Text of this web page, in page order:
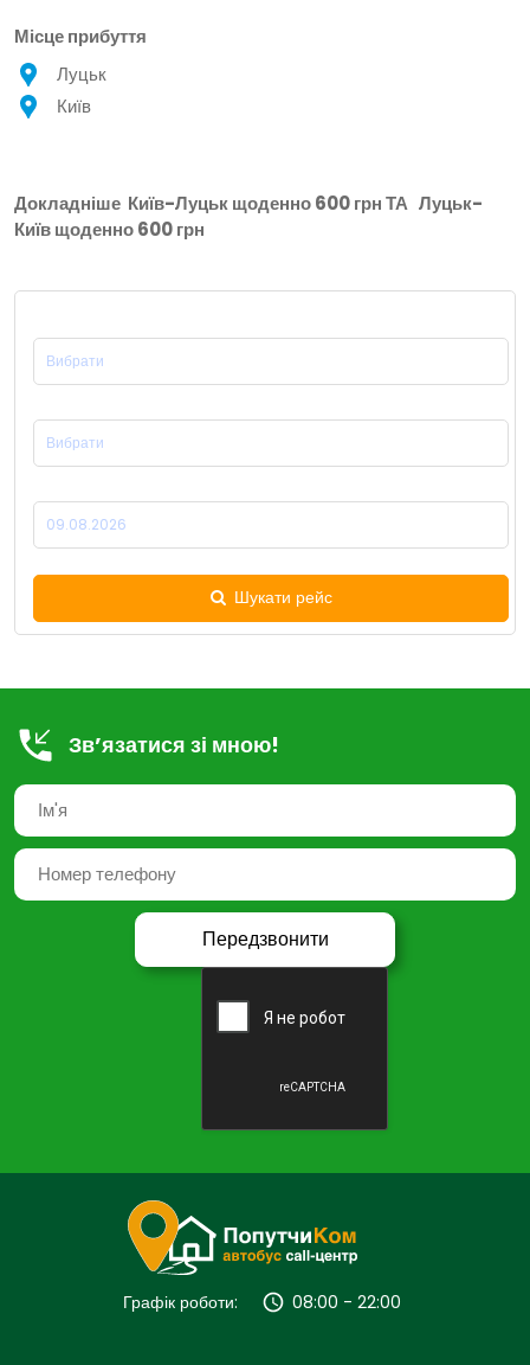
Місце прибуття
Луцьк
Київ
Докладніше Київ-Луцьк щоденно 600 грнТА Луцьк-
Київ щоденно 600 грн
Шукати рейс
Зв’язатися зі мною!
Графік роботи: 08:00 - 22:00